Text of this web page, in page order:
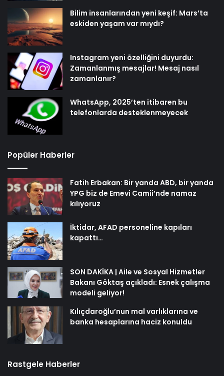
Bilim insanlarından yeni keşif: Mars’ta
eskiden yaşam var mıydı?
Instagram yeni özelliğini duyurdu:
Zamanlanmış mesajlar! Mesaj nasıl
zamanlanır?
WhatsApp, 2025’ten itibaren bu
telefonlarda desteklenmeyecek
Popüler Haberler
Fatih Erbakan: Bir yanda ABD, bir yanda
YPG biz de Emevi Camii’nde namaz
kılıyoruz
İktidar, AFAD personeline kapıları
kapattı…
SON DAKİKA | Aile ve Sosyal Hizmetler
Bakanı Göktaş açıkladı: Esnek çalışma
modeli geliyor!
Kılıçdaroğlu’nun mal varlıklarına ve
banka hesaplarına haciz konuldu
Rastgele Haberler